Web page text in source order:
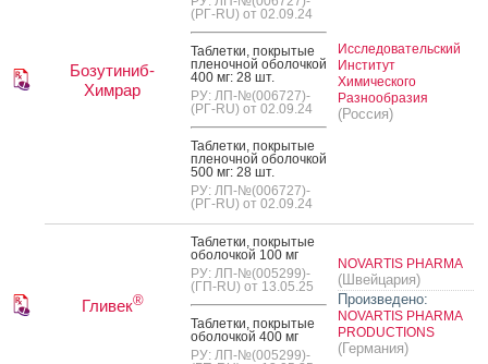
Бозутиниб-
Химрар
(РГ-RU) от 02.09.24
Таб­летки, пок­ры­тые
пле­ноч­ной обо­лоч­кой
400 мг: 28 шт.
РУ: ЛП-№(006727)-
(РГ-RU) от 02.09.24
Таб­летки, пок­ры­тые
пле­ноч­ной обо­лоч­кой
500 мг: 28 шт.
РУ: ЛП-№(006727)-
(РГ-RU) от 02.09.24
Исследовательский
Институт
Химического
Разнообразия
(Россия)
Гливек®
Таб­летки, пок­ры­тые
обо­лоч­кой 100 мг
РУ: ЛП-№(005299)-
(ГП-RU) от 13.05.25
Таб­летки, пок­ры­тые
обо­лоч­кой 400 мг
РУ: ЛП-№(005299)-
NOVARTIS PHARMA
(Швейцария)
Произведено:
NOVARTIS PHARMA
PRODUCTIONS
(Германия)